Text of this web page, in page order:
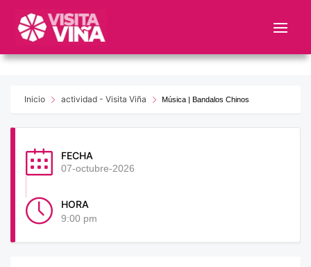
este
web
sistemaInicio actividad - Visita Viña Música | Bandalos Chinos
FECHA
07-octubre-2026
HORA
9:00 pm